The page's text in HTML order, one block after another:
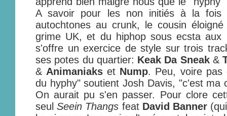
A savoir pour les non initiés à la fois
autochtones au crunk, le cousin
grime UK, et du hiphop sous ecsta aux
s'offre un exercice de style sur trois
ses potes du quartier: Keak Da Sneak&
& Animaniaks et Nump. Peu, voire pas
du hyphy" soutient Josh Davis, "c'est ma
On aurait pu s'en passer. Pour clore
seulSeein Thangs feat David Banner(qui